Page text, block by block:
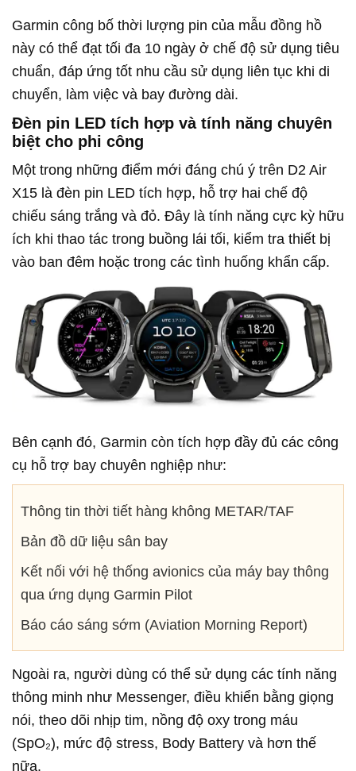
Garmin công bố thời lượng pin của mẫu đồng hồ
này có thể đạt tối đa 10 ngày ở chế độ sử dụng tiêu
chuẩn, đáp ứng tốt nhu cầu sử dụng liên tục khi di
chuyển, làm việc và bay đường dài.
Đèn pin LED tích hợp và tính năng chuyên
biệt cho phi công
Một trong những điểm mới đáng chú ý trên D2 Air
X15 là đèn pin LED tích hợp, hỗ trợ hai chế độ
chiếu sáng trắng và đỏ. Đây là tính năng cực kỳ hữu
ích khi thao tác trong buồng lái tối, kiểm tra thiết bị
vào ban đêm hoặc trong các tình huống khẩn cấp.
Bên cạnh đó, Garmin còn tích hợp đầy đủ các công
cụ hỗ trợ bay chuyên nghiệp như:
Thông tin thời tiết hàng không METAR/TAF
Bản đồ dữ liệu sân bay
Kết nối với hệ thống avionics của máy bay thông
qua ứng dụng Garmin Pilot
Báo cáo sáng sớm (Aviation Morning Report)
Ngoài ra, người dùng có thể sử dụng các tính năng
thông minh như Messenger, điều khiển bằng giọng
nói, theo dõi nhịp tim, nồng độ oxy trong máu
(SpO₂), mức độ stress, Body Battery và hơn thế
nữa.